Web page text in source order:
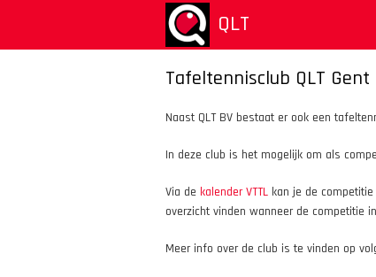
contenu
QLT
Tafeltennisclub QLT Gent
Naast QLT BV bestaat er ook een
In deze club is het mogelijk om als
Via de kalender VTTL kan je de
overzicht vinden wanneer de competitie
Meer info over de club is te vinden op